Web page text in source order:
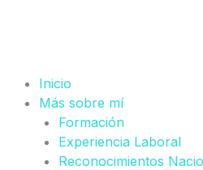
Inicio
Más sobre mí
Formación
Experiencia Laboral
Reconocimientos